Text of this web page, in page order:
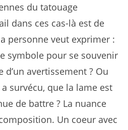
du tatouage
dans ces cas-là est de
personne veut exprimer :
symbole pour se souvenir
avertissement ? Ou
survécu, que la lame est
de battre ? La nuance
Un coeur avec